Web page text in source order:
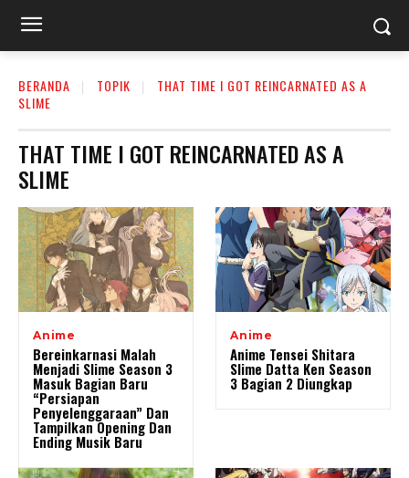
BERANDA TOPIK
THAT TIME I GOT REINCARNATED AS A
SLIME
THAT TIME I GOT REINCARNATED AS A
SLIME
Anime
Bereinkarnasi Malah
Menjadi Slime Season 3
Masuk Bagian Baru
“Persiapan
Penyelenggaraan” Dan
Tampilkan Opening Dan
Ending Musik Baru
Anime
Anime Tensei Shitara
Slime Datta Ken Season
3 Bagian 2 Diungkap